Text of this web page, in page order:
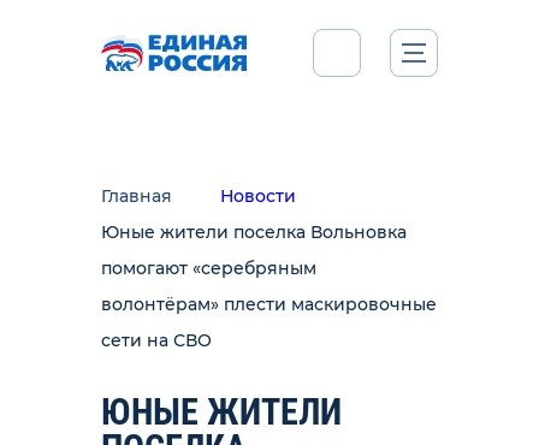
Главная
Новости
Юные жители поселка Вольновка
помогают «серебряным
волонтёрам» плести маскировочные
сети на СВО
ЮНЫЕ ЖИТЕЛИ